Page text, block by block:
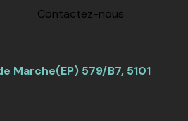
Contactez-nous
Marche(EP) 579/B7, 5101